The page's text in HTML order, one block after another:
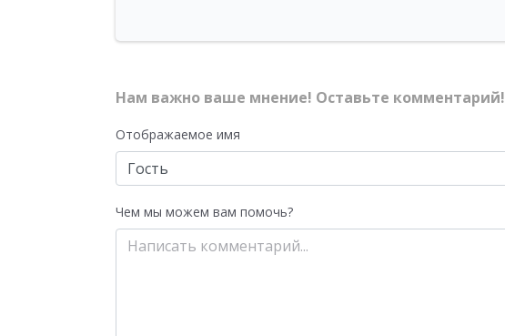
Нам важно ваше мнение! Оставьте комментарий!
Отображаемое имя
Чем мы можем вам помочь?